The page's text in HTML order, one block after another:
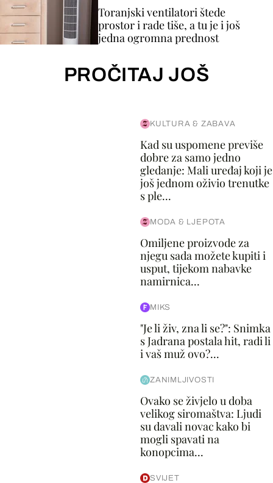
Toranjski ventilatori štede
prostor i rade tiše, a tu je i još
jedna ogromna prednost
PROČITAJ JOŠ
KULTURA & ZABAVA
Kad su uspomene previše
dobre za samo jedno
gledanje: Mali uređaj koji je
još jednom oživio trenutke
s ple...
MODA & LJEPOTA
Omiljene proizvode za
njegu sada možete kupiti i
usput, tijekom nabavke
namirnica...
MIKS
"Je li živ, zna li se?": Snimka
s Jadrana postala hit, radi li
i vaš muž ovo?...
ZANIMLJIVOSTI
Ovako se živjelo u doba
velikog siromaštva: Ljudi
su davali novac kako bi
mogli spavati na
konopcima...
SVIJET